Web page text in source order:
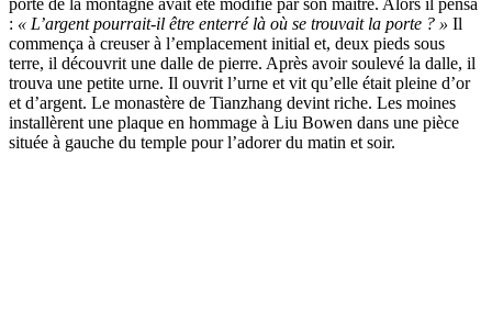
porte de la montagne avait été modifié par son maître. Alors il pensa
: « L’argent pourrait-il être enterré là où se trouvait la porte ? » Il
commença à creuser à l’emplacement initial et, deux pieds sous
terre, il découvrit une dalle de pierre. Après avoir soulevé la dalle, il
trouva une petite urne. Il ouvrit l’urne et vit qu’elle était pleine d’or
et d’argent. Le monastère de Tianzhang devint riche. Les moines
installèrent une plaque en hommage à Liu Bowen dans une pièce
située à gauche du temple pour l’adorer du matin et soir.